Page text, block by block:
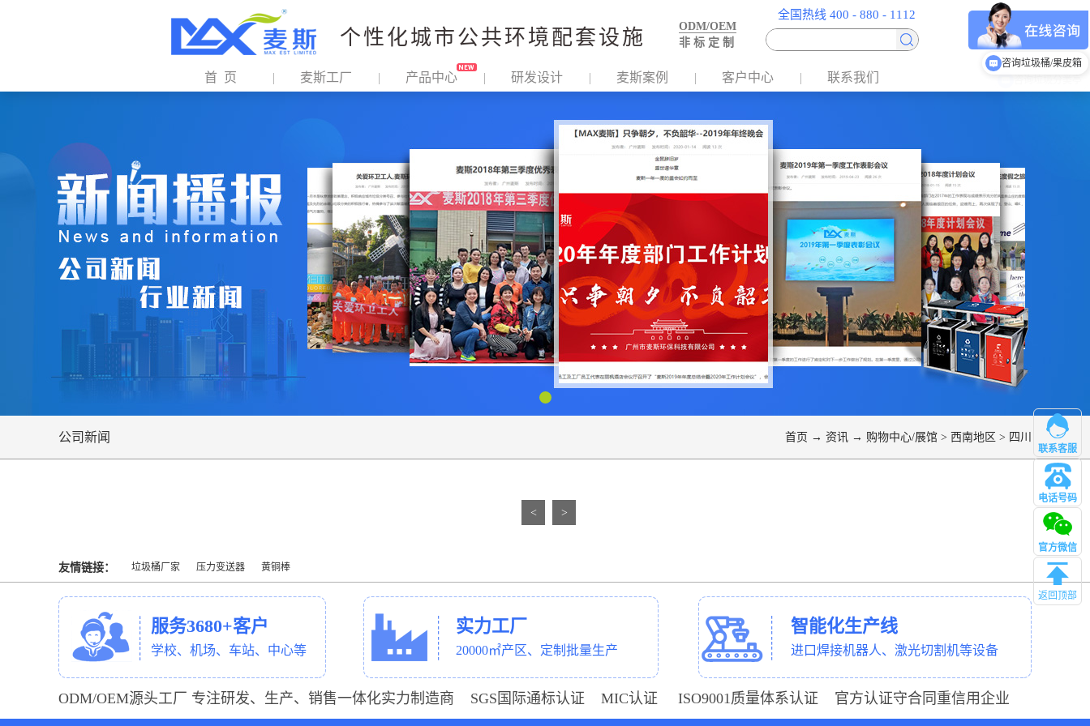
个性化城市公共环境配套设施
ODM/OEM
非 标 定 制
全国热线 400 - 880 - 1112
首 页 麦斯工厂 产品中心 研发设计 麦斯案例 客户中心 联系我们
首页 → 资讯 → 购物中心/展馆 > 西南地区 > 四川
公司新闻
< >
友情链接： 垃圾桶厂家 压力变送器 黄铜棒
服务3680+客户
学校、机场、车站、中心等
实力工厂
20000㎡产区、定制批量生产
智能化生产线
进口焊接机器人、激光切割机等设备
ODM/OEM源头工厂 专注研发、生产、销售一体化实力制造商 SGS国际通标认证 MIC认证 ISO9001质量体系认证 官方认证守合同重信用企业
联系客服
电话号码
管理
官方微信
返回顶部
咨询垃圾桶/果皮箱